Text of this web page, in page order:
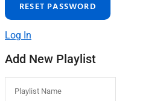
Log In
Add New Playlist